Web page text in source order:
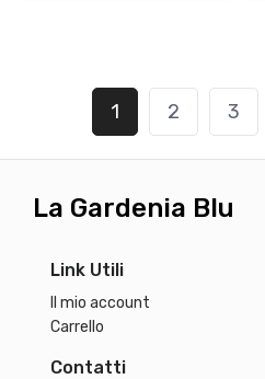
1 2 3
La Gardenia Blu
Link Utili
Il mio account
Carrello
Contatti